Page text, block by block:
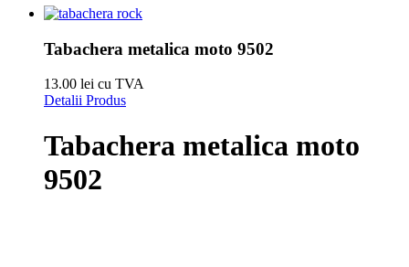
Tabachera metalica moto 9502
13.00 lei cu TVA
Detalii Produs
Tabachera metalica moto
9502